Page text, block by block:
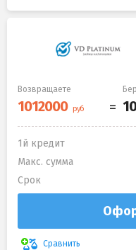
Возвращаете
1й кредит
Макс. сумма
Срок
Сравнить